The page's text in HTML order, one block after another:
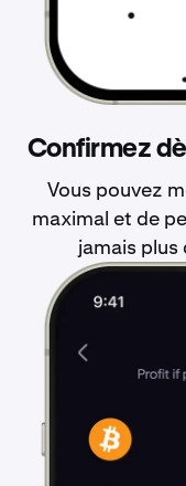
Confirmez
Vous pouvez
maximal et de
jamais